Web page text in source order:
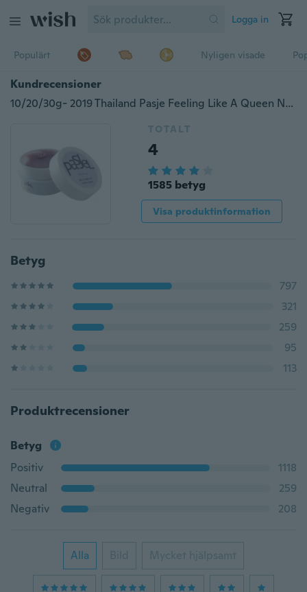
Logga in
Populärt Nyligen visade
Kundrecensioner
10/20/30g- 2019 Thailand Pasje Feeling Like A Queen Natural Whitening Emulsion Hudvårdsprodukter Whitening Cream Fashion Whitening Milk & Whitening
TOTALT
4
1585 betyg
Visa produktinformation
Betyg
797
321
259
95
113
Produktrecensioner
Betyg
Positiv
1118
Neutral
259
Negativ
208
Alla Bild Mycket hjälpsamt